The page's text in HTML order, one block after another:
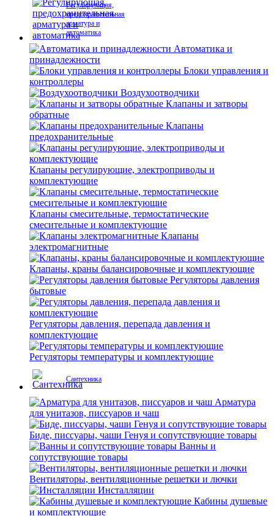
Регулирующая,
предохранительная
арматура и
автоматика
Автоматика и
принадлежности
Блоки управления и
контроллеры
Воздухоотводчики
Клапаны и затворы
обратные
Клапаны
предохранительные
Клапаны регулирующие, электроприводы и
комплектующие
Клапаны смесительные, термостатические
смесительные и комплектующие
Клапаны
электромагнитные
Клапаны, краны балансировочные и комплектующие
Регуляторы давления
бытовые
Регуляторы давления, перепада давления и
комплектующие
Регуляторы температуры и комплектующие
Сантехника
Арматура
для унитазов, писсуаров и чаш
Биде, писсуары, чаши Генуя и сопутствующие товары
Ванны и
сопутствующие товары
Вентиляторы, вентиляционные решетки и лючки
Инсталляции
Кабины душевые
и комплектующие